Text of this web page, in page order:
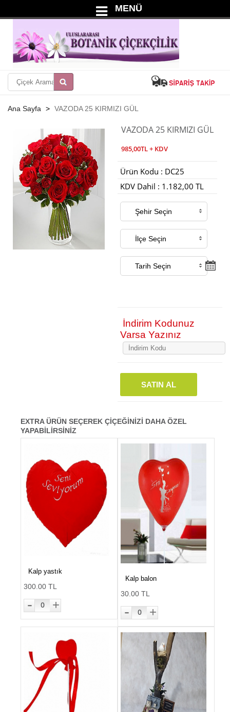
MENÜ
Ana Sayfa VAZODA 25 KIRMIZI GÜL
VAZODA 25 KIRMIZI GÜL
985,00TL + KDV
Ürün Kodu : DC25
KDV Dahil : 1.182,00 TL
İndirim Kodunuz
Varsa Yazınız
SATIN AL
EXTRA ÜRÜN SEÇEREK ÇİÇEĞİNİZİ DAHA ÖZEL
YAPABİLİRSİNİZ
Kalp yastık
300.00 TL
- 0 +
Kalp balon
30.00 TL
- 0 +